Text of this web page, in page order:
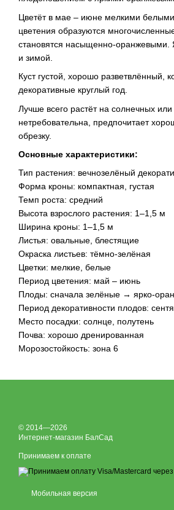
Цветёт в мае – июне мелкими
цветения образуются
становятся насыщенно-оранжевыми.
и зимой.
Куст густой, хорошо
декоративные круглый год.
Лучше всего растёт на солнечных
нетребовательна, предпочитает
обрезку.
Основные характеристики:
Тип растения: вечнозелёный
Форма кроны: компактная, густая
Темп роста: средний
Высота взрослого растения: 1–1,5 м
Ширина кроны: 1–1,5 м
Листья: овальные, блестящие
Окраска листьев: тёмно-зелёная
Цветки: мелкие, белые
Период цветения: май – июнь
Плоды: сначала зелёные → ярко-
Период декоративности плодов:
Место посадки: солнце, полутень
Почва: хорошо дренированная
Морозостойкость: зона 6
© 2014—2026
Интернет-магазин БалСад
Принимаем к оплате
Мобильная версия